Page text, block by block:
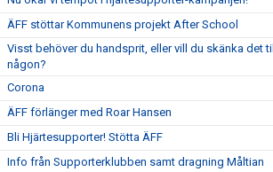
ÄFF stöttar Kommunens projekt After School
Visst behöver du handsprit, eller vill du skänka det till
någon?
Corona
ÄFF förlänger med Roar Hansen
Bli Hjärtesupporter! Stötta ÄFF
Info från Supporterklubben samt dragning Måltian